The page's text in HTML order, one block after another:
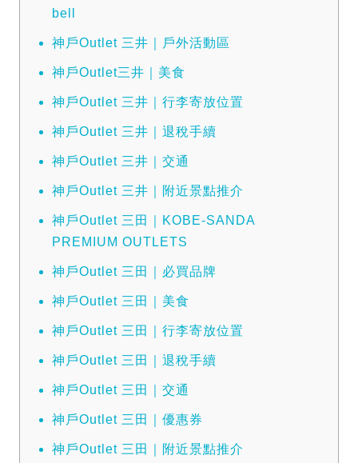
bell
神戶Outlet 三井｜戶外活動區
神戶Outlet三井｜美食
神戶Outlet 三井｜行李寄放位置
神戶Outlet 三井｜退稅手續
神戶Outlet 三井｜交通
神戶Outlet 三井｜附近景點推介
神戶Outlet 三田｜KOBE-SANDA
PREMIUM OUTLETS
神戶Outlet 三田｜必買品牌
神戶Outlet 三田｜美食
神戶Outlet 三田｜行李寄放位置
神戶Outlet 三田｜退稅手續
神戶Outlet 三田｜交通
神戶Outlet 三田｜優惠券
神戶Outlet 三田｜附近景點推介